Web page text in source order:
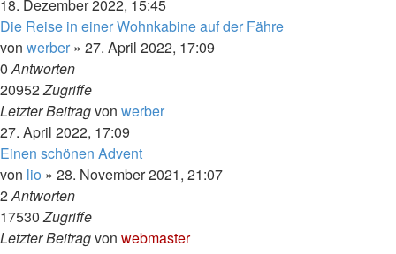
18. Dezember 2022, 15:45
Die Reise in einer Wohnkabine auf der Fähre
von werber » 27. April 2022, 17:09
0Antworten
20952Zugriffe
Letzter Beitragvon werber
27. April 2022, 17:09
Einen schönen Advent
von lio » 28. November 2021, 21:07
2Antworten
17530Zugriffe
Letzter Beitragvon webmaster